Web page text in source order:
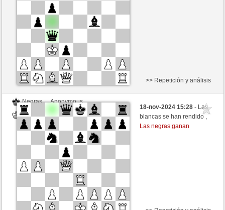
Negras
Anonymous
Blancas
nakkio (1048)
>> Repetición y análisis
18-nov-2024 15:28- Las
blancas se han rendido ,
Las negras ganan